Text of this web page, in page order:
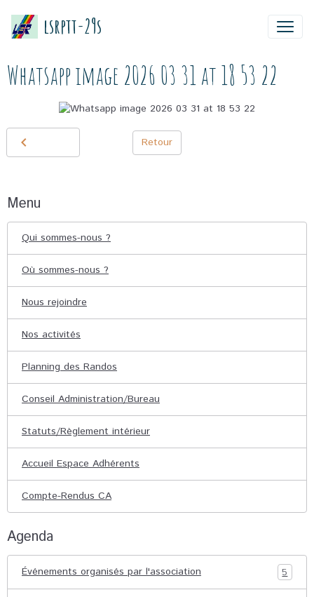
lsrptt-29s
Whatsapp image 2026 03 31 at 18 53 22
Retour
Menu
Qui sommes-nous ?
Où sommes-nous ?
Nous rejoindre
Nos activités
Planning des Randos
Conseil Administration/Bureau
Statuts/Règlement intérieur
Accueil Espace Adhérents
Compte-Rendus CA
Agenda
Événements organisés par l'association 5